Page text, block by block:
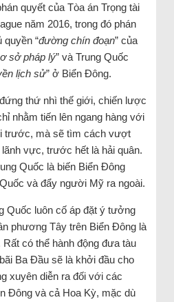
quyết của Tòa án Trọng tài
năm 2016, trong đó phán
quyền “đường chín đoạn” của
sở pháp lý” và Trung Quốc
lịch sử” ở Biển Đông.
thứ nhì thế giới, chiến lược
nhằm tiến lên ngang hàng với
trước, mà sẽ tìm cách vượt
vực, trước hết là hải quân.
Quốc là biến Biển Đông
và đẩy người Mỹ ra ngoài.
Quốc luôn cố áp đặt ý tưởng
phương Tây trên Biển Đông là
có thể hành động đưa tàu
Ba Đầu sẽ là khởi đầu cho
xuyên diễn ra đối với các
Đông và cả Hoa Kỳ, mặc dù